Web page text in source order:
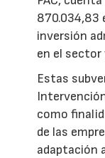
870.034,83
inversión
en el
Estas
como
de las
adaptación